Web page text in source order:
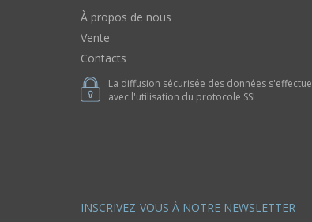
À propos de nous
Vente
Contacts
La diffusion sécurisée des données s'effectue
avec l'utilisation du protocole SSL
INSCRIVEZ-VOUS À NOTRE NEWSLETTER